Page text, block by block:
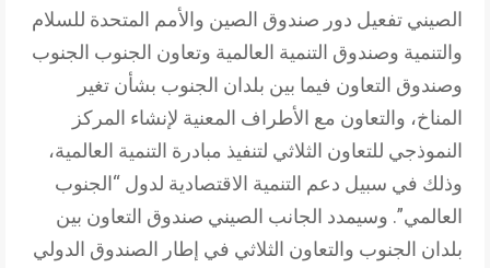
الصيني تفعيل دور صندوق الصين والأمم المتحدة للسلام
والتنمية وصندوق التنمية العالمية وتعاون الجنوب الجنوب
وصندوق التعاون فيما بين بلدان الجنوب بشأن تغير
المناخ، والتعاون مع الأطراف المعنية لإنشاء المركز
النموذجي للتعاون الثلاثي لتنفيذ مبادرة التنمية العالمية،
وذلك في سبيل دعم التنمية الاقتصادية لدول “الجنوب
العالمي”. وسيمدد الجانب الصيني صندوق التعاون بين
بلدان الجنوب والتعاون الثلاثي في إطار الصندوق الدولي